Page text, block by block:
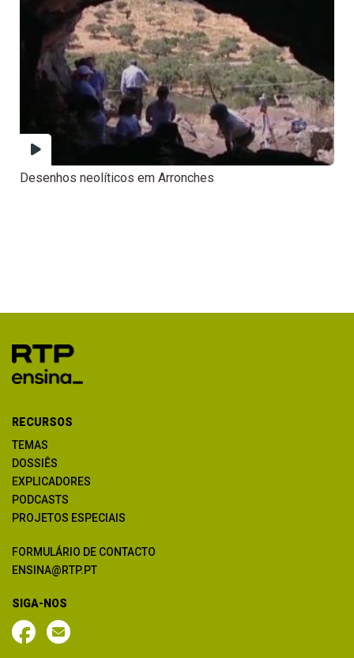
Desenhos neolíticos em Arronches
RECURSOS
TEMAS
DOSSIÊS
EXPLICADORES
PODCASTS
PROJETOS ESPECIAIS
FORMULÁRIO DE CONTACTO
ENSINA@RTP.PT
SIGA-NOS